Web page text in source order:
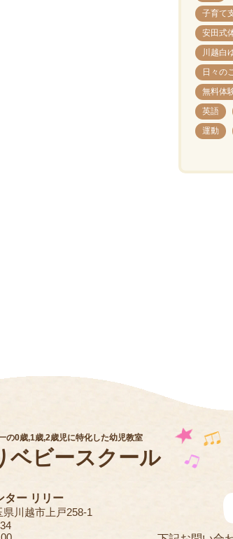
子育て
安田式
川越白
日々の
無料体
英語
運動
の0歳,1歳,2歳児に特化した幼児教室
ベビースクール
ター リリー
県川越市上戸258-1